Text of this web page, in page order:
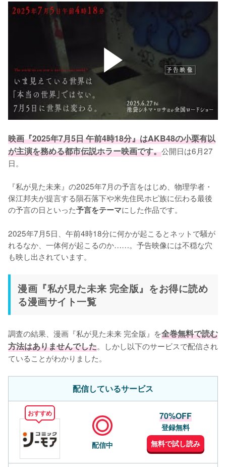
映画『2025年7月5日 午前4時18分』はAKB48の小栗有以
が主演を務める都市伝説ホラー映画です。公開日は6月27
日。
『私が見た未来』の2025年7月の予言をはじめ、物理学者・
保江邦夫が提言する隕石落下や米先住民ホピ族に伝わる最後
の予言の日といった予言をテーマにした作品です。
2025年7月5日、午前4時18分に何かが起こるとネットで騒が
れるなか、一体何が起こるのか……。予告映像には不穏な穴
も映し出されています。
漫画『私が見た未来 完全版』をお得に読め
る漫画サイト一覧
調査の結果、漫画『私が見た未来 完全版』を全巻無料で読む
方法はありませんでした。しかし以下のサービスで配信され
ていることがわかりました。
配信しているサービス
おすすめ
配信中
70%OFF
登録無料
無料で試し読み